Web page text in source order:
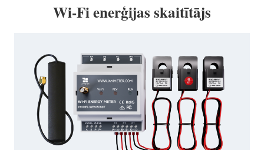
Wi-Fi enerģijas skaitītājs